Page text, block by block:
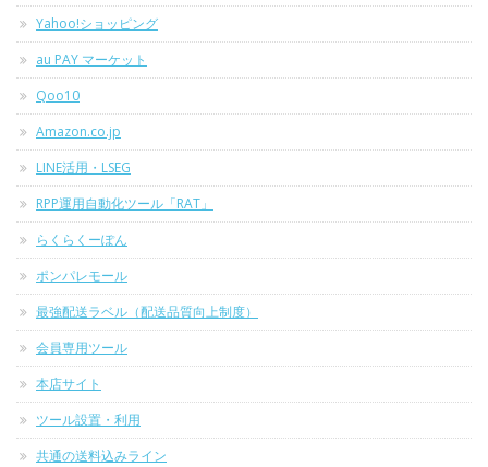
Yahoo!ショッピング
au PAY マーケット
Qoo10
Amazon.co.jp
LINE活用・LSEG
RPP運用自動化ツール「RAT」
らくらくーぽん
ポンパレモール
最強配送ラベル（配送品質向上制度）
会員専用ツール
本店サイト
ツール設置・利用
共通の送料込みライン